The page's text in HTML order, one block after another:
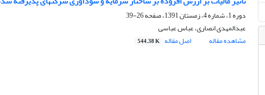
دوره 1، شماره 4، زمستان 1391، صفحه
26-39
عبدالمهدی انصاری، عباس عباسی
مشاهده مقاله
اصل مقاله 544.38 K